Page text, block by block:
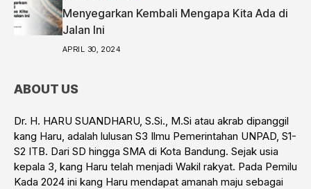
Menyegarkan Kembali Mengapa Kita Ada di
Jalan Ini
APRIL 30, 2024
ABOUT US
Dr. H. HARU SUANDHARU, S.Si., M.Si atau akrab dipanggil
kang Haru, adalah lulusan S3 Ilmu Pemerintahan UNPAD, S1-
S2 ITB. Dari SD hingga SMA di Kota Bandung. Sejak usia
kepala 3, kang Haru telah menjadi Wakil rakyat. Pada Pemilu
Kada 2024 ini kang Haru mendapat amanah maju sebagai